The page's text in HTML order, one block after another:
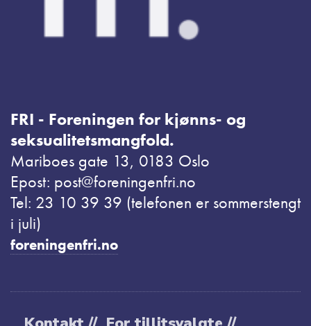
FRI - Foreningen for kjønns- og
seksualitetsmangfold.
Mariboes gate 13, 0183 Oslo
Epost: post@foreningenfri.no
Tel: 23 10 39 39 (telefonen er sommerstengt
i juli)
foreningenfri.no